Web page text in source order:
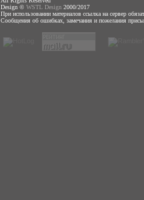
Design © WSTL Design 2000/2017
При использовании материалов ссылка на сервер
Сообщения об ошибках, замечания и пожелания